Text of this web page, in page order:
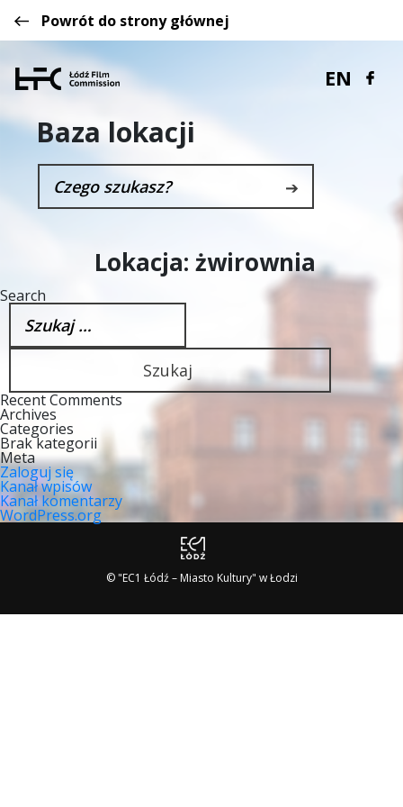
Powrót do strony głównej
EN
Baza lokacji
➔
Lokacja: żwirownia
Search
Szukaj:
Recent Comments
Archives
Categories
Brak kategorii
Meta
Zaloguj się
Kanał wpisów
Kanał komentarzy
WordPress.org
© "EC1 Łódź – Miasto Kultury" w Łodzi